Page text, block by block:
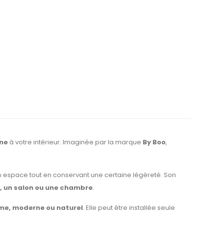
à votre intérieur. Imaginée par la marque By Boo,
tout en conservant une certaine légèreté. Son
un salon ou une chambre.
moderne ou naturel. Elle peut être installée seule